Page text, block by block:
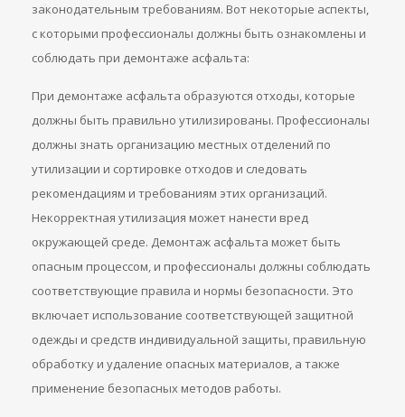
законодательным требованиям. Вот некоторые аспекты,
с которыми профессионалы должны быть ознакомлены и
соблюдать при демонтаже асфальта:
При демонтаже асфальта образуются отходы, которые
должны быть правильно утилизированы. Профессионалы
должны знать организацию местных отделений по
утилизации и сортировке отходов и следовать
рекомендациям и требованиям этих организаций.
Некорректная утилизация может нанести вред
окружающей среде. Демонтаж асфальта может быть
опасным процессом, и профессионалы должны соблюдать
соответствующие правила и нормы безопасности. Это
включает использование соответствующей защитной
одежды и средств индивидуальной защиты, правильную
обработку и удаление опасных материалов, а также
применение безопасных методов работы.